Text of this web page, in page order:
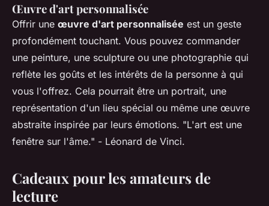
Œuvre d'art personnalisée
Offrir une œuvre d'art personnalisée est un geste
profondément touchant. Vous pouvez commander
une peinture, une sculpture ou une photographie qui
reflète les goûts et les intérêts de la personne à qui
vous l'offrez. Cela pourrait être un portrait, une
représentation d'un lieu spécial ou même une œuvre
abstraite inspirée par leurs émotions. "L'art est une
fenêtre sur l'âme." - Léonard de Vinci.
Cadeaux pour les amateurs de
lecture